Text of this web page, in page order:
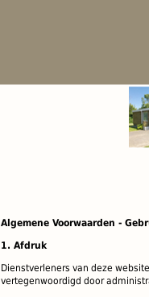
Algemene Voorwaarden -
1. Afdruk
Dienstverleners van deze
vertegenwoordigd door